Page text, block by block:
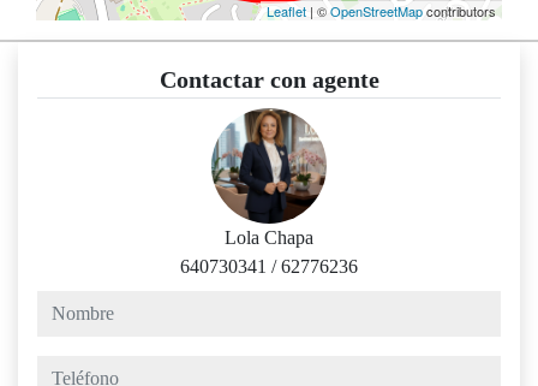
Leaflet | ©OpenStreetMapcontributors
Contactar con agente
Lola Chapa
640730341 /62776236
nombre
teléfono